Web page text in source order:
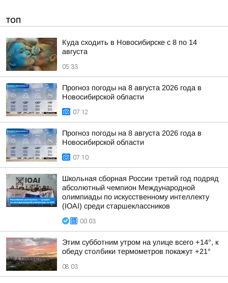
ТОП
Куда сходить в Новосибирске с 8 по 14
августа
05:33
Прогноз погоды на 8 августа 2026 года в
Новосибирской области
07:12
Прогноз погоды на 8 августа 2026 года в
Новосибирской области
07:10
Школьная сборная России третий год подряд
абсолютный чемпион Международной
олимпиады по искусственному интеллекту
(IOAI) среди старшеклассников
00:03
Этим субботним утром на улице всего +14°, к
обеду столбики термометров покажут +21°
08:03